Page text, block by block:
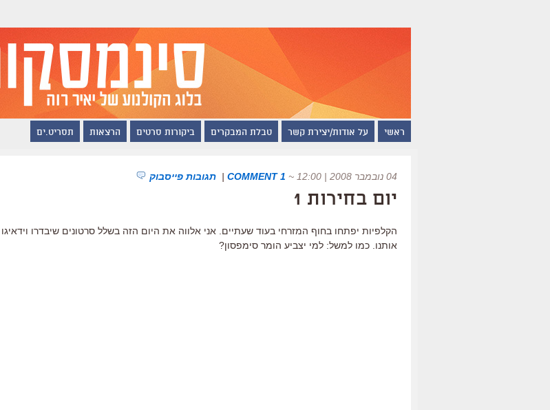
ראשי על אודות/יצירת קשר טבלת המבקרים ביקורות סרטים הרצאות תסריט.ים
04 נובמבר 2008 | 12:00 ~
1 COMMENT
| תגובות פייסבוק
יום בחירות 1
הקלפיות יפתחו בחוף המזרחי בעוד שעתיים. אני אלווה את היום הזה בשלל סרטונים שיבדרו וידאיגו
אותנו. כמו למשל: למי יצביע הומר סימפסון?